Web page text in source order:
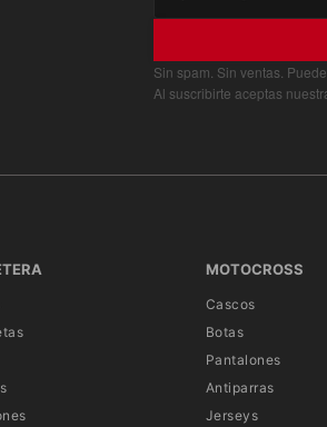
Sin spam. Sin ventas.
Al suscribirte aceptas
MOTOCROSS
Cascos
Botas
Pantalones
Antiparras
Jerseys